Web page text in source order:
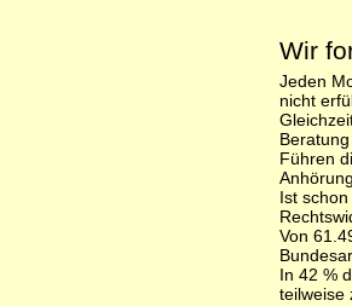
Wir
Jeden
nicht
Führen
Ist
Von
In 42 %
teilweise